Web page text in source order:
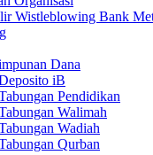
Wistleblowing Bank
Dana
iB
Pendidikan
Walimah
Wadiah
Qurban